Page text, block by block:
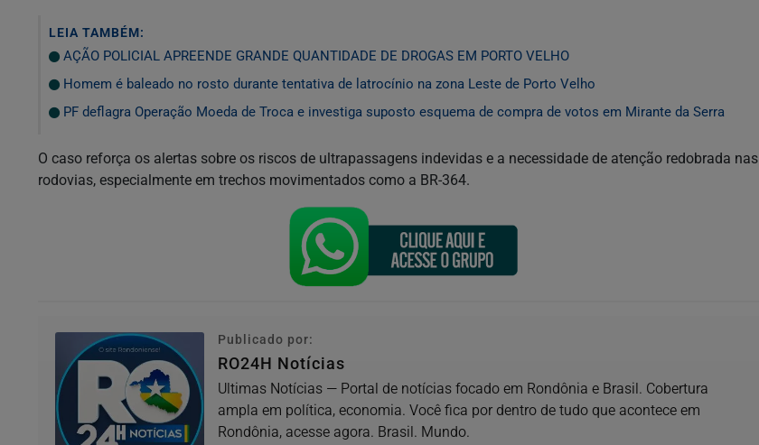
LEIA TAMBÉM:
AÇÃO POLICIAL APREENDE GRANDE QUANTIDADE DE DROGAS EM PORTO VELHO
Homem é baleado no rosto durante tentativa de latrocínio na zona Leste de Porto Velho
PF deflagra Operação Moeda de Troca e investiga suposto esquema de compra de votos em Mirante da Serra
O caso reforça os alertas sobre os riscos de ultrapassagens indevidas e a necessidade de atenção redobrada nas
rodovias, especialmente em trechos movimentados como a BR-364.
Publicado por:
RO24H Notícias
Ultimas Notícias — Portal de notícias focado em Rondônia e Brasil. Cobertura
ampla em política, economia. Você fica por dentro de tudo que acontece em
Rondônia, acesse agora. Brasil. Mundo.